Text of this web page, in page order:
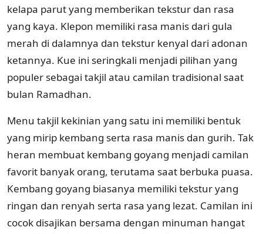
kelapa parut yang memberikan tekstur dan rasa
yang kaya. Klepon memiliki rasa manis dari gula
merah di dalamnya dan tekstur kenyal dari adonan
ketannya. Kue ini seringkali menjadi pilihan yang
populer sebagai takjil atau camilan tradisional saat
bulan Ramadhan.
Menu takjil kekinian yang satu ini memiliki bentuk
yang mirip kembang serta rasa manis dan gurih. Tak
heran membuat kembang goyang menjadi camilan
favorit banyak orang, terutama saat berbuka puasa.
Kembang goyang biasanya memiliki tekstur yang
ringan dan renyah serta rasa yang lezat. Camilan ini
cocok disajikan bersama dengan minuman hangat